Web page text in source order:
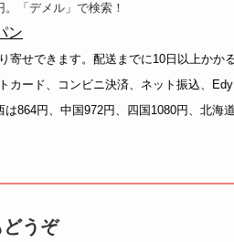
「デメル」で検索！
ン
寄せできます。配送までに10日以上かか
カード、コンビニ決済、ネット振込、
864円、中国972円、四国1080円、北海